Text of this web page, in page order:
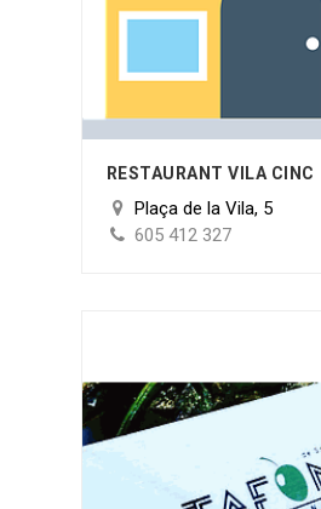
RESTAURANT VILA CINC
Plaça de la Vila, 5
605 412 327